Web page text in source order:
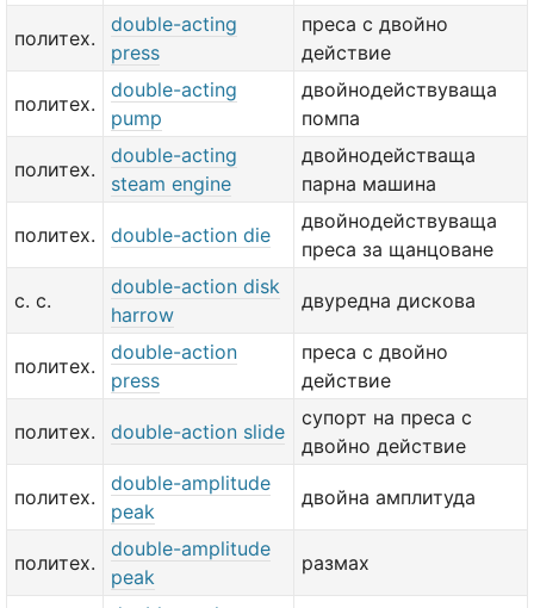
политех.
double-acting
press
преса с двойно
действие
политех.
double-acting
pump
двойнодействуваща
помпа
политех.
double-acting
steam engine
двойнодействаща
парна машина
политех. double-action die
двойнодействуваща
преса за щанцоване
с. с.
double-action disk
harrow
двуредна дискова
политех.
double-action
press
преса с двойно
действие
политех. double-action slide
супорт на преса с
двойно действие
политех.
double-amplitude
peak
двойна амплитуда
политех.
double-amplitude
peak
размах